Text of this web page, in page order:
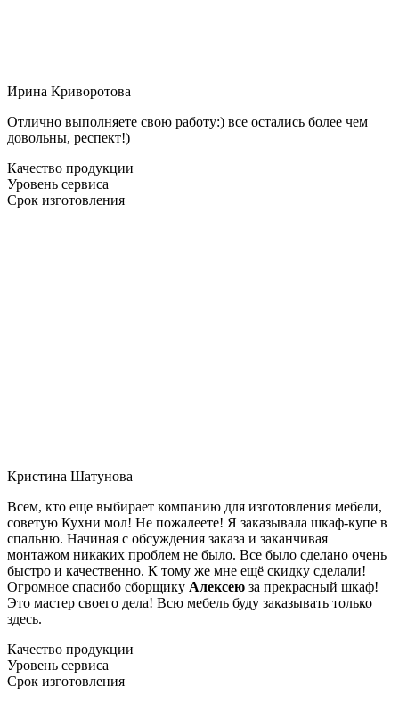
Ирина Криворотова
Отлично выполняете свою работу:) все остались более чем
довольны, респект!)
Качество продукции
Уровень сервиса
Срок изготовления
Кристина Шатунова
Всем, кто еще выбирает компанию для изготовления мебели,
советую Кухни мол! Не пожалеете! Я заказывала шкаф-купе в
спальню. Начиная с обсуждения заказа и заканчивая
монтажом никаких проблем не было. Все было сделано очень
быстро и качественно. К тому же мне ещё скидку сделали!
Огромное спасибо сборщику Алексею за прекрасный шкаф!
Это мастер своего дела! Всю мебель буду заказывать только
здесь.
Качество продукции
Уровень сервиса
Срок изготовления